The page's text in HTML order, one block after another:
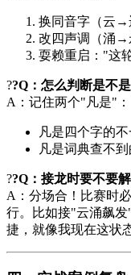
换同音字（云
改四声调（涌
耍赖重启："这
??Q：怎么判断是不
A：记住两个"凡是"：
凡是四个字的
凡是词典查不
??Q：接龙时要不要
A：分场合！比赛时
行。比如接"云涌飙
捷，就像我现在这状